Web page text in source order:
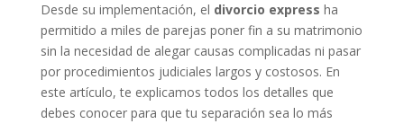
Desde su implementación, el divorcio express ha
permitido a miles de parejas poner fin a su matrimonio
sin la necesidad de alegar causas complicadas ni pasar
por procedimientos judiciales largos y costosos. En
este artículo, te explicamos todos los detalles que
debes conocer para que tu separación sea lo más